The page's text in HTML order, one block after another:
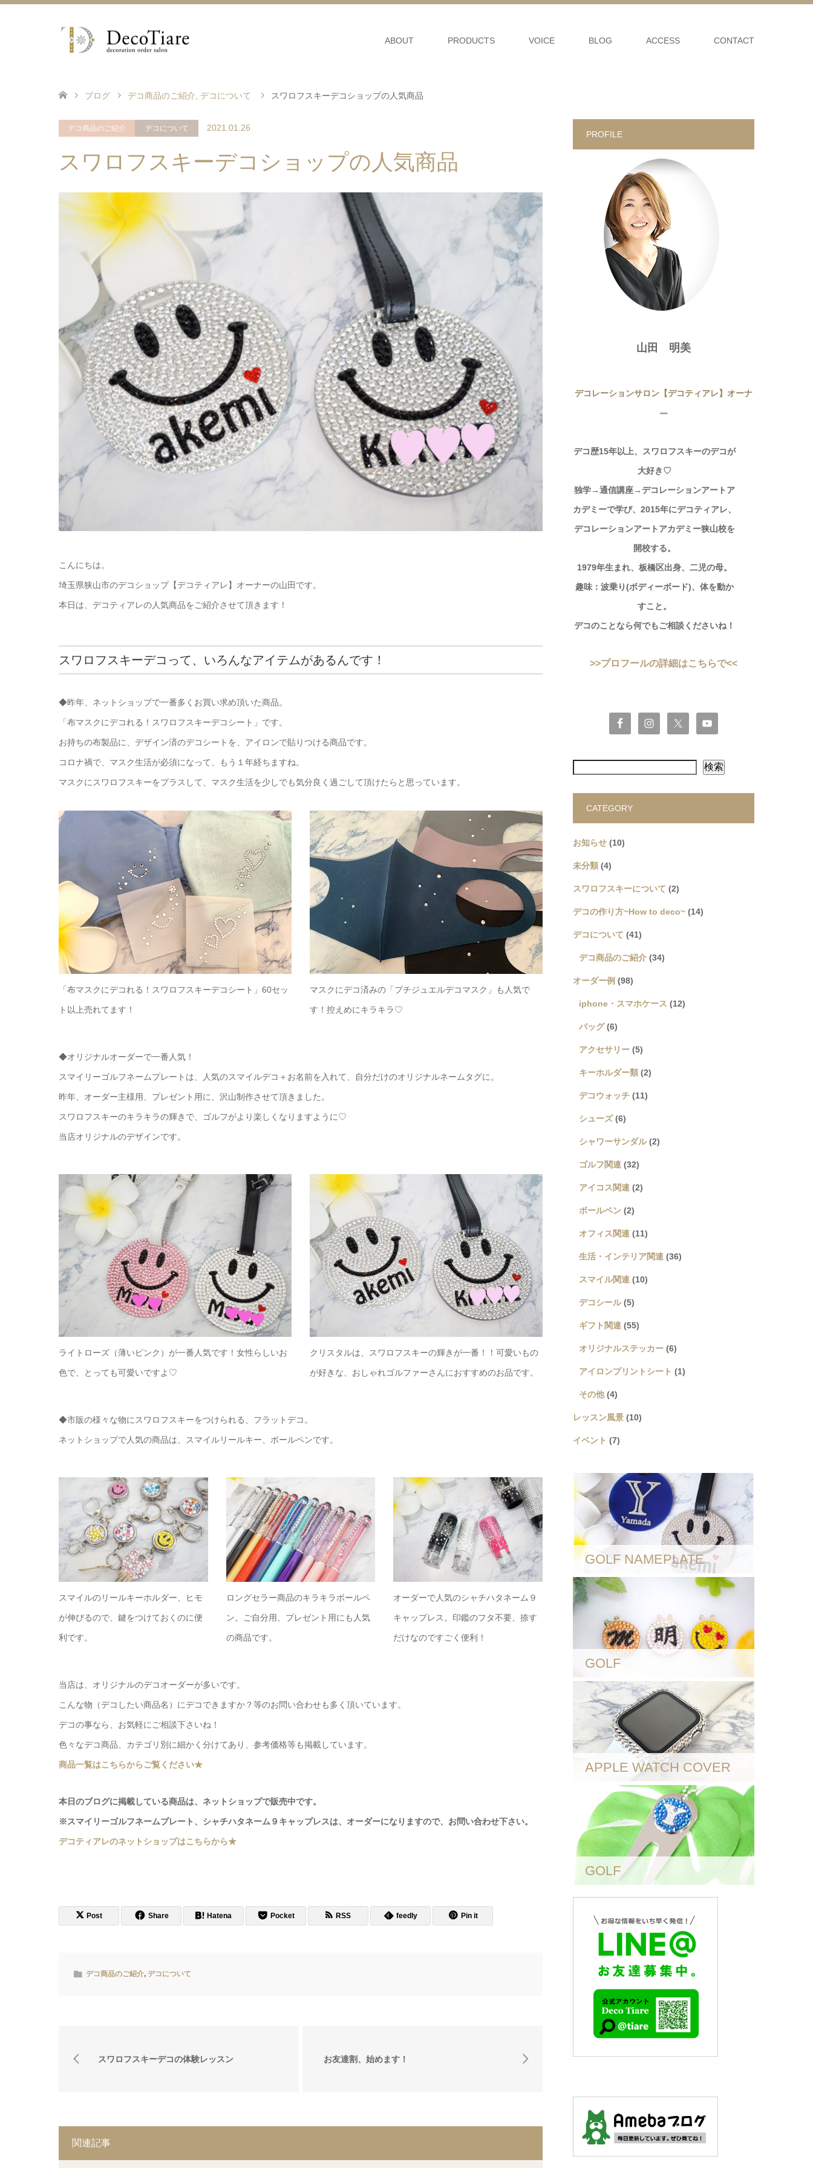
ABOUT PRODUCTS VOICE BLOG ACCESS CONTACT
ブログ デコ商品のご紹介 デコについて スワロフスキーデコショップの人気商品
デコ商品のご紹介 デコについて 2021.01.26
スワロフスキーデコショップの人気商品
こんにちは。
埼玉県狭山市のデコショップ【デコティアレ】オーナーの山田です。
本日は、デコティアレの人気商品をご紹介させて頂きます！
スワロフスキーデコって、いろんなアイテムがあるんです！
◆昨年、ネットショップで一番多くお買い求め頂いた商品。
「布マスクにデコれる！スワロフスキーデコシート」です。
お持ちの布製品に、デザイン済のデコシートを、アイロンで貼りつける商品です。
コロナ禍で、マスク生活が必須になって、もう１年経ちますね。
マスクにスワロフスキーをプラスして、マスク生活を少しでも気分良く過ごして頂けたらと思っています。
「布マスクにデコれる！スワロフスキーデコシート」60セッ
ト以上売れてます！
マスクにデコ済みの「プチジュエルデコマスク」も人気で
す！控えめにキラキラ♡
◆オリジナルオーダーで一番人気！
スマイリーゴルフネームプレートは、人気のスマイルデコ＋お名前を入れて、自分だけのオリジナルネームタグに。
昨年、オーダー主様用、プレゼント用に、沢山制作させて頂きました。
スワロフスキーのキラキラの輝きで、ゴルフがより楽しくなりますように♡
当店オリジナルのデザインです。
ライトローズ（薄いピンク）が一番人気です！女性らしいお
色で、とっても可愛いですよ♡
クリスタルは、スワロフスキーの輝きが一番！！可愛いもの
が好きな、おしゃれゴルファーさんにおすすめのお品です。
◆市販の様々な物にスワロフスキーをつけられる、フラットデコ。
ネットショップで人気の商品は、スマイルリールキー、ボールペンです。
スマイルのリールキーホルダー、ヒモ
が伸びるので、鍵をつけておくのに便
利です。
ロングセラー商品のキラキラボールペ
ン。ご自分用、プレゼント用にも人気
の商品です。
オーダーで人気のシャチハタネーム９
キャップレス。印鑑のフタ不要、捺す
だけなのですごく便利！
当店は、オリジナルのデコオーダーが多いです。
こんな物（デコしたい商品名）にデコできますか？等のお問い合わせも多く頂いています。
デコの事なら、お気軽にご相談下さいね！
色々なデコ商品、カテゴリ別に細かく分けてあり、参考価格等も掲載しています。
商品一覧はこちらからご覧ください★
本日のブログに掲載している商品は、ネットショップで販売中です。
※スマイリーゴルフネームプレート、シャチハタネーム９キャップレスは、オーダーになりますので、お問い合わせ下さい。
デコティアレのネットショップはこちらから★
Post Share Hatena Pocket RSS feedly Pin it
デコ商品のご紹介, デコについて
スワロフスキーデコの体験レッスン お友達割、始めます！
関連記事
PROFILE
山田 明美
デコレーションサロン【デコティアレ】オーナ
ー
デコ歴15年以上、スワロフスキーのデコが
大好き♡
独学→通信講座→デコレーションアートア
カデミーで学び、2015年にデコティアレ、
デコレーションアートアカデミー狭山校を
開校する。
1979年生まれ、板橋区出身、二児の母。
趣味：波乗り(ボディーボード)、体を動か
すこと。
デコのことなら何でもご相談くださいね！
>>プロフールの詳細はこちらで<<
検索
CATEGORY
お知らせ (10)
未分類 (4)
スワロフスキーについて (2)
デコの作り方~How to deco~ (14)
デコについて (41)
デコ商品のご紹介 (34)
オーダー例 (98)
iphone・スマホケース (12)
バッグ(6)
アクセサリー (5)
キーホルダー類 (2)
デコウォッチ (11)
シューズ(6)
シャワーサンダル(2)
ゴルフ関連 (32)
アイコス関連 (2)
ボールペン (2)
オフィス関連 (11)
生活・インテリア関連 (36)
スマイル関連 (10)
デコシール(5)
ギフト関連 (55)
オリジナルステッカー (6)
アイロンプリントシート (1)
その他(4)
レッスン風景 (10)
イベント (7)
GOLF NAMEPLATE
GOLF
APPLE WATCH COVER
GOLF